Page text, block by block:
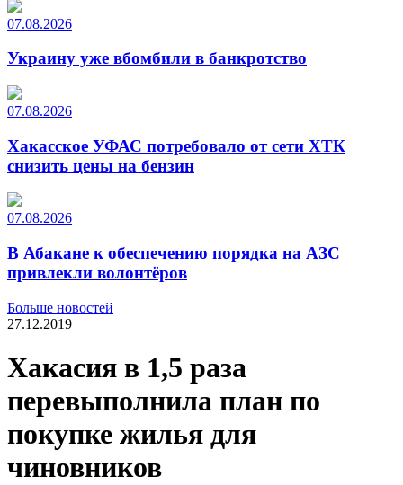
07.08.2026
Украину уже вбомбили в банкротство
07.08.2026
Хакасское УФАС потребовало от сети ХТК
снизить цены на бензин
07.08.2026
В Абакане к обеспечению порядка на АЗС
привлекли волонтёров
Больше новостей
27.12.2019
Хакасия в 1,5 раза
перевыполнила план по
покупке жилья для
чиновников